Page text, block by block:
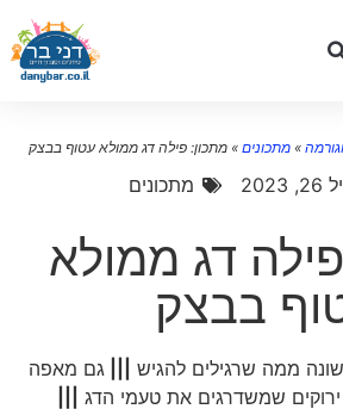
»מתכונים»מתכון: פילה דג ממולא עטוף בבצק
מתכונים
דג ממולא
בבצק
ממה שרגילים להגיש|||
גם מאפה
שמשדרגים את טעמי הדג|||